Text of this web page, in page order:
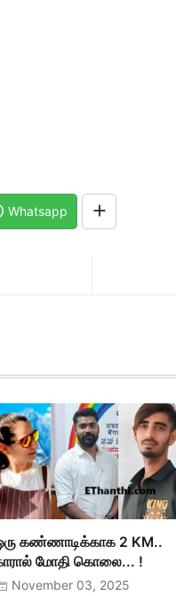
Whatsapp
கண்ணாடிக்காக 2 KM..
மோதி கொலை... !
November 03, 2025